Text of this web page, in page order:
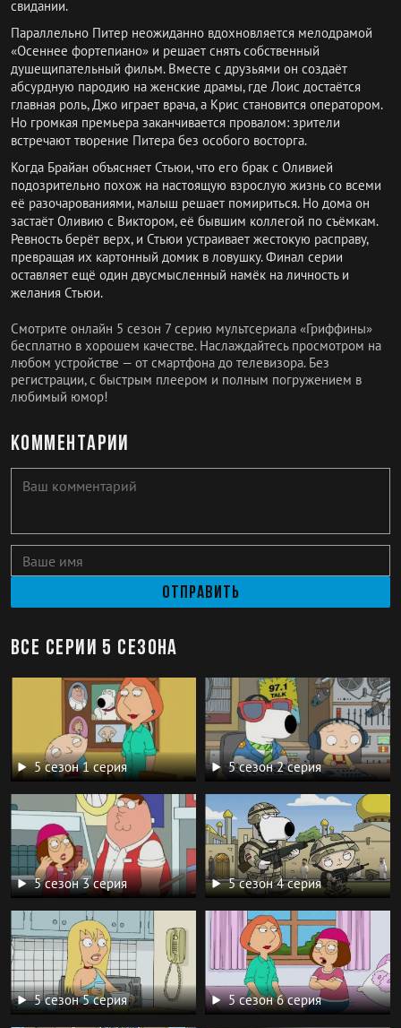
свидании.
Параллельно Питер неожиданно вдохновляется мелодрамой
«Осеннее фортепиано» и решает снять собственный
душещипательный фильм. Вместе с друзьями он создаёт
абсурдную пародию на женские драмы, где Лоис достаётся
главная роль, Джо играет врача, а Крис становится оператором.
Но громкая премьера заканчивается провалом: зрители
встречают творение Питера без особого восторга.
Когда Брайан объясняет Стьюи, что его брак с Оливией
подозрительно похож на настоящую взрослую жизнь со всеми
её разочарованиями, малыш решает помириться. Но дома он
застаёт Оливию с Виктором, её бывшим коллегой по съёмкам.
Ревность берёт верх, и Стьюи устраивает жестокую расправу,
превращая их картонный домик в ловушку. Финал серии
оставляет ещё один двусмысленный намёк на личность и
желания Стьюи.
Смотрите онлайн 5 сезон 7 серию мультсериала «Гриффины»
бесплатно в хорошем качестве. Наслаждайтесь просмотром на
любом устройстве — от смартфона до телевизора. Без
регистрации, с быстрым плеером и полным погружением в
любимый юмор!
Комментарии
Отправить
Все серии 5 сезона
5 сезон 1 серия 5 сезон 2 серия
5 сезон 3 серия 5 сезон 4 серия
5 сезон 5 серия 5 сезон 6 серия